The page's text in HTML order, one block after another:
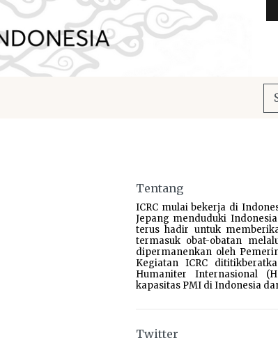
Tentang
ICRC mulai bekerja di
Jepang menduduki
terus hadir untuk
termasuk obat-obatan
dipermanenkan oleh
Kegiatan ICRC
Humaniter Internasional
kapasitas PMI di Indonesia
Twitter